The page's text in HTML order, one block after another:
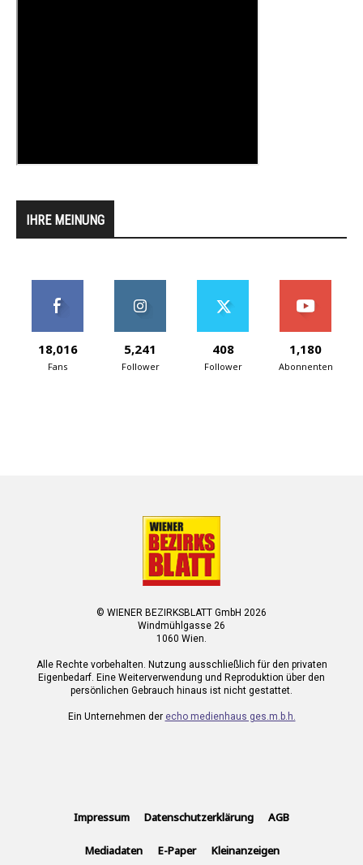
IHRE MEINUNG
18,016
Fans
5,241
Follower
408
Follower
1,180
Abonnenten
© WIENER BEZIRKSBLATT GmbH 2026
Windmühlgasse 26
1060 Wien.
Alle Rechte vorbehalten. Nutzung ausschließlich für den privaten
Eigenbedarf. Eine Weiterverwendung und Reproduktion über den
persönlichen Gebrauch hinaus ist nicht gestattet.
Ein Unternehmen der echo medienhaus ges.m.b.h.
Impressum Datenschutzerklärung AGB
Mediadaten E-Paper Kleinanzeigen